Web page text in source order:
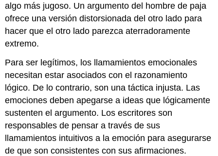
algo más jugoso. Un argumento del hombre de paja
ofrece una versión distorsionada del otro lado para
hacer que el otro lado parezca aterradoramente
extremo.
Para ser legítimos, los llamamientos emocionales
necesitan estar asociados con el razonamiento
lógico. De lo contrario, son una táctica injusta. Las
emociones deben apegarse a ideas que lógicamente
sustenten el argumento. Los escritores son
responsables de pensar a través de sus
llamamientos intuitivos a la emoción para asegurarse
de que son consistentes con sus afirmaciones.